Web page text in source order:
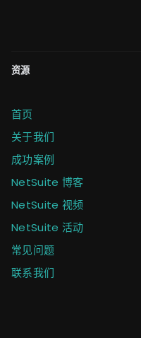
资源
首页
关于我们
成功案例
NetSuite 博客
NetSuite 视频
NetSuite 活动
常见问题
联系我们